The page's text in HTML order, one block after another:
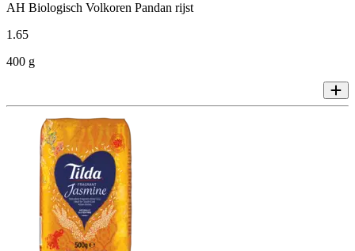
AH Biologisch Volkoren Pandan rijst
1.65
400 g